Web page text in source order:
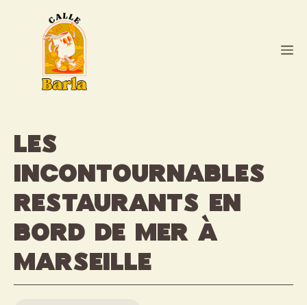
Les
incontournables
restaurants en
bord de mer à
Marseille